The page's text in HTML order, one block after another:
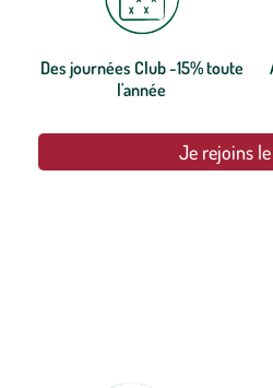
Des journées Club -15% toute
l'année
Je rejoins